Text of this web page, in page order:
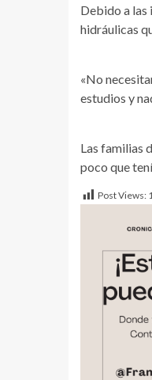
Debido a las
hidráulicas
«No
estudios y
Las familias
poco que
Post Views: